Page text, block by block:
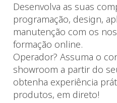
Desenvolva as suas
programação, design,
manutenção com os
formação online.
Operador? Assuma o
showroom a partir do
obtenha experiência
produtos, em direto!